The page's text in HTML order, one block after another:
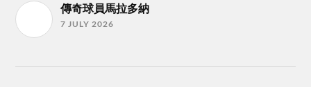
傳奇球員馬拉多納
7 JULY 2026